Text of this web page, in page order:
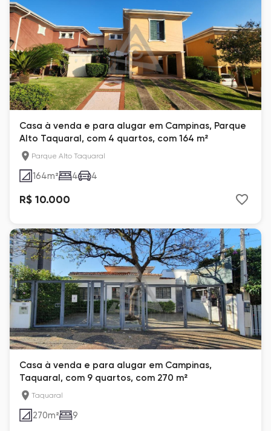
Casa à venda e para alugar em Campinas, Parque
Alto Taquaral, com 4 quartos, com 164 m²
Parque Alto Taquaral
164m² 4 4
R$ 10.000
Casa à venda e para alugar em Campinas,
Taquaral, com 9 quartos, com 270 m²
Taquaral
270m² 9